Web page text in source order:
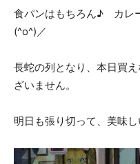
食パンはもちろん♪ カレ
(^o^)／
長蛇の列となり、本日買
ざいません。
明日も張り切って、美味